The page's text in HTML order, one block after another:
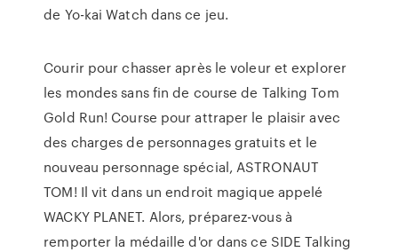
de Yo-kai Watch dans ce jeu.
Courir pour chasser après le voleur et explorer
les mondes sans fin de course de Talking Tom
Gold Run! Course pour attraper le plaisir avec
des charges de personnages gratuits et le
nouveau personnage spécial, ASTRONAUT
TOM! Il vit dans un endroit magique appelé
WACKY PLANET. Alors, préparez-vous à
remporter la médaille d'or dans ce SIDE Talking